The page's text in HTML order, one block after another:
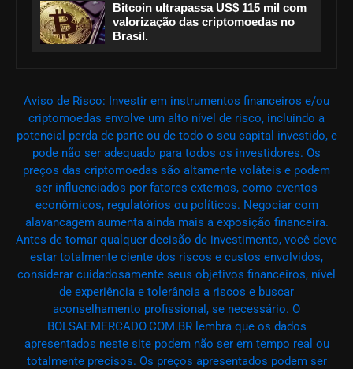
Bitcoin ultrapassa US$ 115 mil com
valorização das criptomoedas no
Brasil.
Aviso de Risco: Investir em instrumentos financeiros e/ou
criptomoedas envolve um alto nível de risco, incluindo a
potencial perda de parte ou de todo o seu capital investido, e
pode não ser adequado para todos os investidores. Os
preços das criptomoedas são altamente voláteis e podem
ser influenciados por fatores externos, como eventos
econômicos, regulatórios ou políticos. Negociar com
alavancagem aumenta ainda mais a exposição financeira.
Antes de tomar qualquer decisão de investimento, você deve
estar totalmente ciente dos riscos e custos envolvidos,
considerar cuidadosamente seus objetivos financeiros, nível
de experiência e tolerância a riscos e buscar
aconselhamento profissional, se necessário. O
BOLSAEMERCADO.COM.BR lembra que os dados
apresentados neste site podem não ser em tempo real ou
totalmente precisos. Os preços apresentados podem ser